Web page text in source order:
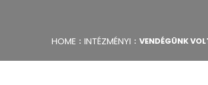
HOME INTÉZMÉNYI VENDÉGÜNK